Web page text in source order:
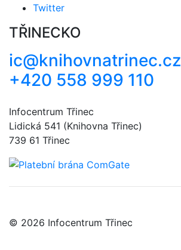
Twitter
TŘINECKO
ic@knihovnatrinec.cz
+420 558 999 110
Infocentrum Třinec
Lidická 541 (Knihovna Třinec)
739 61 Třinec
© 2026 Infocentrum Třinec